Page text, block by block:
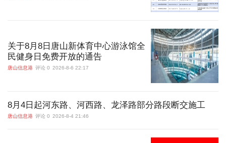
关于8月8日唐山新体育中心游泳馆全
民健身日免费开放的通告
唐山信息港 评论 0 2026-8-6 22:17
8月4日起河东路、河西路、龙泽路部分路段断交施工
唐山信息港 评论 0 2026-8-4 21:46